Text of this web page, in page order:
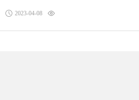
2023-04-08